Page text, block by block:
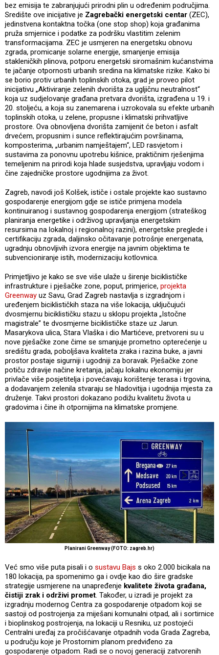
bez emisija te zabranjujući prirodni plin u određenim područjima.
Središte ove inicijative je Zagrebački energetski centar (ZEC),
jedinstvena kontaktna točka (one stop shop) koja građanima
pruža smjernice i podatke za podršku vlastitim zelenim
transformacijama. ZEC je usmjeren na energetsku obnovu
zgrada, promicanje solarne energije, smanjenje emisija
stakleničkih plinova, potporu energetski siromašnim kućanstvima
te jačanje otpornosti urbanih sredina na klimatske rizike. Kako bi
se borio protiv urbanih toplinskih otoka, grad je proveo pilot
inicijativu „Aktiviranje zelenih dvorišta za ugljičnu neutralnost“
koja uz sudjelovanje građana pretvara dvorišta, izgrađena u 19. i
20. stoljeću, a koja su zanemarena i uzrokovala su efekte urbanih
toplinskih otoka, u zelene, propusne i klimatski prihvatljive
prostore. Ova obnovljena dvorišta zamijenit će beton i asfalt
drvećem, propusnim i sunce reflektirajućim površinama,
komposterima, „urbanim namještajem“, LED rasvjetom i
sustavima za ponovnu upotrebu kišnice, praktičnim rješenjima
temeljenim na prirodi koja hlade susjedstva, upravljaju vodom i
čine zajedničke prostore ugodnijima za život.
Zagreb, navodi još Kolšek, ističe i ostale projekte kao sustavno
gospodarenje energijom gdje se ističe primjena modela
kontinuiranog i sustavnog gospodarenja energijom (strateškog
planiranja energetike i održivog upravljanja energetskim
resursima na lokalnoj i regionalnoj razini), energetske preglede i
certifikaciju zgrada, daljinsko očitavanje potrošnje energenata,
ugradnju obnovljivih izvora energije na javnim objektima te
subvencioniranje istih, modernizaciju kotlovnica.
Primjetljivo je kako se sve više ulaže u širenje biciklističke
infrastrukture i pješačke zone, poput, primjerice, projekta
Greenway uz Savu, Grad Zagreb nastavlja s izgradnjom i
uređenjem biciklističkih staza na više lokacija, uključujući
dvosmjernu biciklističku stazu u sklopu projekta „Istočne
magistrale” te dvosmjerne biciklističke staze uz Jarun.
Masarykova ulica, Stara Vlaška i dio Martićeve, pretvoreni su u
nove pješačke zone čime se smanjuje prometno opterećenje u
središtu grada, poboljšava kvaliteta zraka i razina buke, a javni
prostor postaje sigurniji i ugodniji za boravak. Pješačke zone
potiču zdravije načine kretanja, jačaju lokalnu ekonomiju jer
privlače više posjetitelja i povećavaju korištenje terasa i trgovina,
a dodavanjem zelenila stvaraju se hladovitija i ugodnija mjesta za
druženje. Takvi prostori dokazano podižu kvalitetu života u
gradovima i čine ih otpornijima na klimatske promjene.
Planirani Greenway (FOTO: zagreb.hr)
Već smo više puta pisali i o sustavu Bajs s oko 2.000 bicikala na
180 lokacija, pa spomenimo ga i ovdje kao dio šire gradske
strategije usmjerene na unapređenje kvalitete života građana,
čistiji zrak i održivi promet. Također, u izradi je projekt za
izgradnju modernog Centra za gospodarenje otpadom koji se
sastoji od postrojenja za miješani komunalni otpad, ali i sortirnice
i bioplinskog postrojenja, na lokaciji u Resniku, uz postojeći
Centralni uređaj za pročišćavanje otpadnih voda Grada Zagreba,
u području koje je Prostornim planom predviđeno za
gospodarenje otpadom. Radi se o novoj generaciji zatvorenih